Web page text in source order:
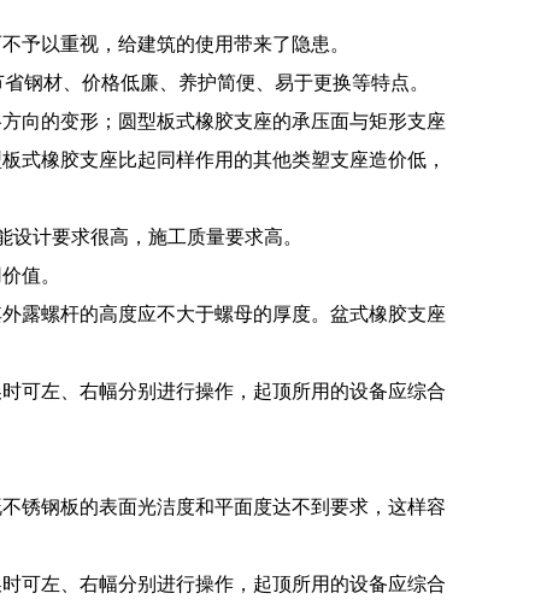
予以重视，给建筑的使用带来了隐患。
钢材、价格低廉、养护简便、易于更换等特点。
向的变形；圆型板式橡胶支座的承压面与矩形支座
式橡胶支座比起同样作用的其他类塑支座造价低，
计要求很高，施工质量要求高。
值。
露螺杆的高度应不大于螺母的厚度。盆式橡胶支座
可左、右幅分别进行操作，起顶所用的设备应综合
锈钢板的表面光洁度和平面度达不到要求，这样容
可左、右幅分别进行操作，起顶所用的设备应综合